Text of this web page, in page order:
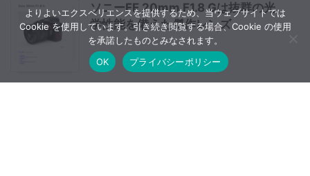
ソニーFE 20mm F1.8 Gは抜群の光
学性能を備えた傑作レンズ
よりよいエクスペリエンスを提供するため、当ウェブサイトでは
Cookie を使用しています。引き続き閲覧する場合、Cookie の使用
を承諾したものとみなされます。
OK
プライバシーポリシー